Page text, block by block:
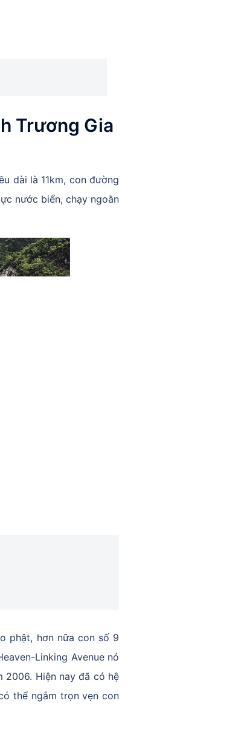
Trương Gia
dài là 11km, con đường
nước biển, chạy ngoằn
phật, hơn nữa con số 9
Linking Avenue nó
2006. Hiện nay đã có hệ
thể ngắm trọn vẹn con